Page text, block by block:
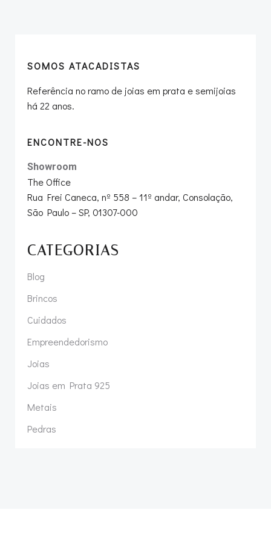
SOMOS ATACADISTAS
Referência no ramo de joias em prata e semijoias
há 22 anos.
ENCONTRE-NOS
Showroom
The Office
Rua Frei Caneca, nº 558 – 11º andar, Consolação,
São Paulo – SP, 01307-000
CATEGORIAS
Blog
Brincos
Cuidados
Empreendedorismo
Joias
Joias em Prata 925
Metais
Pedras